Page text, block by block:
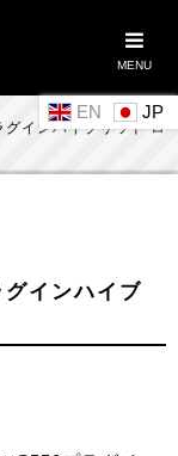
MENU
EN
グインハイブリッド ロ
インハイブ